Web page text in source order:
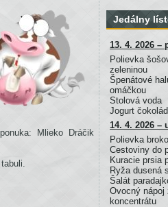
Mlieko Dráčik
Jedálny
13. 4. 2026 –
Polievka
zeleninou
Špenátové
omáčkou
Stolová voda
Jogurt
14. 4. 2026 –
Polievka
Cestoviny do
Kuracie prsia
Ryža dusená
Šalát
Ovocný nápoj
koncentrátu